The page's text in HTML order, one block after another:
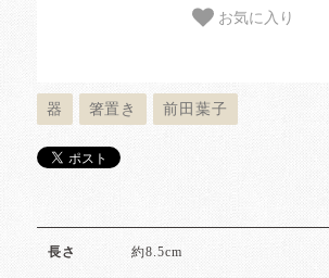
お気に入り
器 箸置き 前田葉子
長さ 約8.5cm